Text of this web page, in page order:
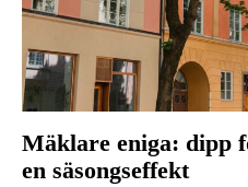
Mäklare eniga: dipp
en säsongseffekt